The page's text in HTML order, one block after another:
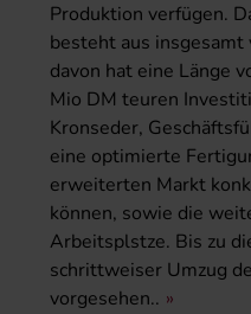
Produktion verfügen.
besteht aus
davon hat eine Länge
Mio DM teuren
Kronseder,
eine optimierte
erweiterten Markt
können, sowie die
Arbeitsplstze. Bis zu
schrittweiser Umzug
vorgesehen..